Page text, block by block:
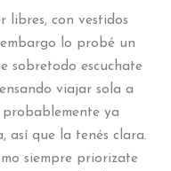
libres, con vestidos
lo probé un
sobretodo escuchate
viajar sola a
probablemente ya
así que la tenés clara.
siempre priorizate